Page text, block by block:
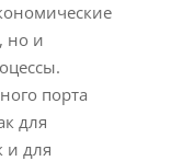
но и
порта
для
и для